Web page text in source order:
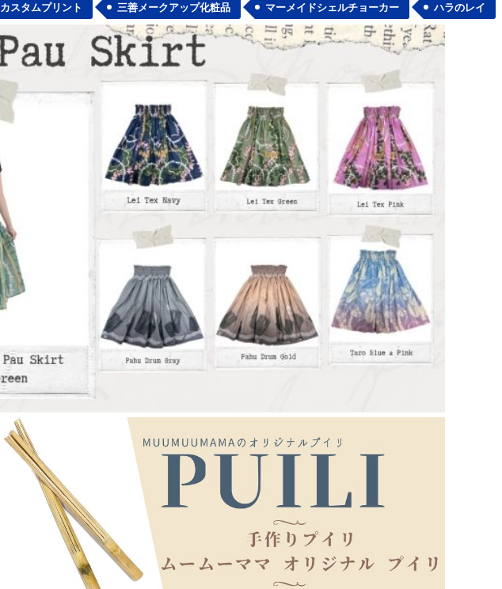
カスタムプリント 三善メークアップ化粧品 マーメイドシェルチョーカー ハラのレイ